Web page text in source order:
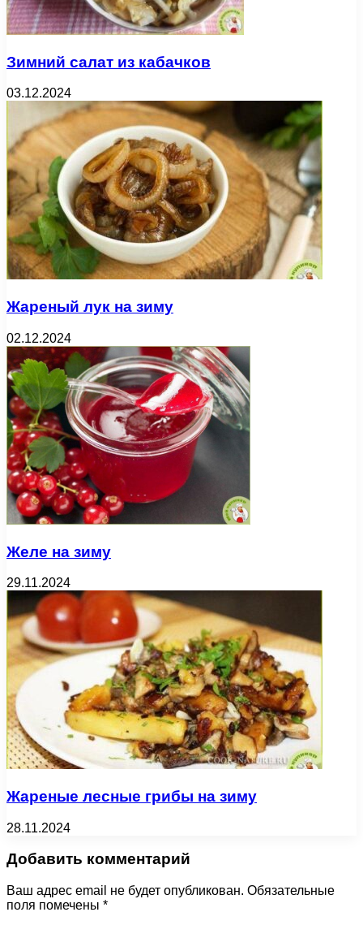
Зимний салат из кабачков
03.12.2024
Жареный лук на зиму
02.12.2024
Желе на зиму
29.11.2024
Жареные лесные грибы на зиму
28.11.2024
Добавить комментарий
Ваш адрес email не будет опубликован. Обязательные
поля помечены *